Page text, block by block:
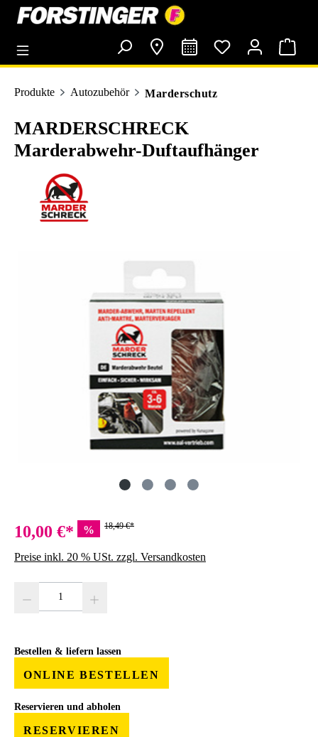
springen
Produkte Autozubehör Marderschutz
MARDERSCHRECK
Marderabwehr-Duftaufhänger
10,00 €* % 18,49 €*
Preise inkl. 20 % USt. zzgl. Versandkosten
Bestellen & liefern lassen
ONLINE BESTELLEN
Reservieren und abholen
RESERVIEREN